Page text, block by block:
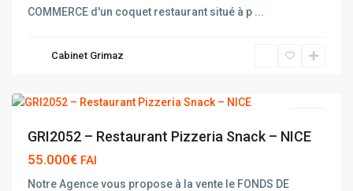
COMMERCE d'un coquet restaurant situé à p ...
Cabinet Grimaz
GRI2052 – Restaurant Pizzeria Snack – NICE
55.000€ FAI
Notre Agence vous propose à la vente le FONDS DE